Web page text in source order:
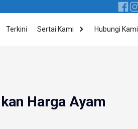
Terkini Sertai Kami Hubungi Kami
Harga Ayam